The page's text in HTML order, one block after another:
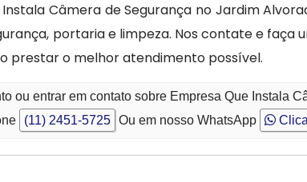
Câmera de Segurança no Jardim
portaria e limpeza. Nos contate e
prestar o melhor atendimento possível.
ou entrar em contato sobre Empresa Que Instala
(11) 2451-5725 Ou em nosso WhatsApp